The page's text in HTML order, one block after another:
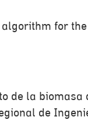
for
de la
de